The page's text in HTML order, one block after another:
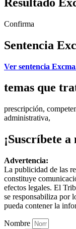
Confirma
Sentencia
Ver sentencia
temas que
prescripción,
administrativa,
¡Suscríbete
Advertencia:
La publicidad de las
constituye
efectos legales. El
se responsabiliza por
pueda contener la
Nombre